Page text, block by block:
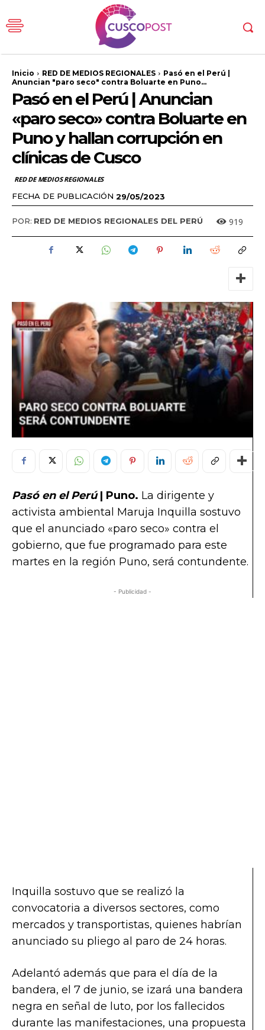
Inicio RED DE MEDIOS REGIONALES
Pasó en el Perú |
Anuncian "paro seco" contra Boluarte en Puno...
Pasó en el Perú | Anuncian
«paro seco» contra Boluarte en
Puno y hallan corrupción en
clínicas de Cusco
RED DE MEDIOS REGIONALES
FECHA DE PUBLICACIÓN 29/05/2023
POR: RED DE MEDIOS REGIONALES DEL PERÚ 919
Pasó en el Perú| Puno. La dirigente y
activista ambiental Maruja Inquilla sostuvo
que el anunciado «paro seco» contra el
gobierno, que fue programado para este
martes en la región Puno, será contundente.
- Publicidad -
Inquilla sostuvo que se realizó la
convocatoria a diversos sectores, como
mercados y transportistas, quienes habrían
anunciado su pliego al paro de 24 horas.
Adelantó además que para el día de la
bandera, el 7 de junio, se izará una bandera
negra en señal de luto, por los fallecidos
durante las manifestaciones, una propuesta